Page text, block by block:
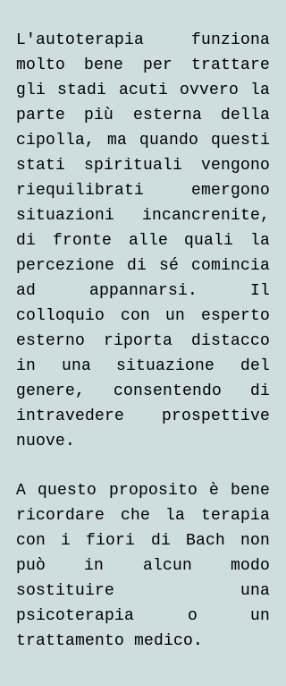
L'autoterapia funziona
molto bene per trattare
gli stadi acuti ovvero la
parte più esterna della
cipolla, ma quando questi
stati spirituali vengono
riequilibrati emergono
situazioni incancrenite,
di fronte alle quali la
percezione di sé comincia
ad appannarsi. Il
colloquio con un esperto
esterno riporta distacco
in una situazione del
genere, consentendo di
intravedere prospettive
nuove.
A questo proposito è bene
ricordare che la terapia
con i fiori di Bach non
può in alcun modo
sostituire una
psicoterapia o un
trattamento medico.